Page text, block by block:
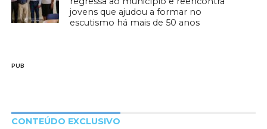
jovens que ajudou a formar no
escutismo há mais de 50 anos
PUB
CONTEÚDO EXCLUSIVO